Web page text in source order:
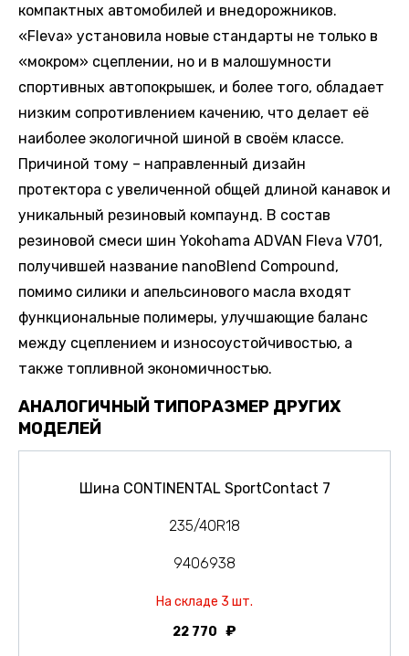
компактных автомобилей и внедорожников.
«Fleva» установила новые стандарты не только в
«мокром» сцеплении, но и в малошумности
спортивных автопокрышек, и более того, обладает
низким сопротивлением качению, что делает её
наиболее экологичной шиной в своём классе.
Причиной тому – направленный дизайн
протектора с увеличенной общей длиной канавок и
уникальный резиновый компаунд. В состав
резиновой смеси шин Yokohama ADVAN Fleva V701,
получившей название nanoBlend Compound,
помимо силики и апельсинового масла входят
функциональные полимеры, улучшающие баланс
между сцеплением и износоустойчивостью, а
также топливной экономичностью.
АНАЛОГИЧНЫЙ ТИПОРАЗМЕР ДРУГИХ
МОДЕЛЕЙ
Шина CONTINENTAL SportContact 7
235/40R18
9406938
На складе 3 шт.
22 770